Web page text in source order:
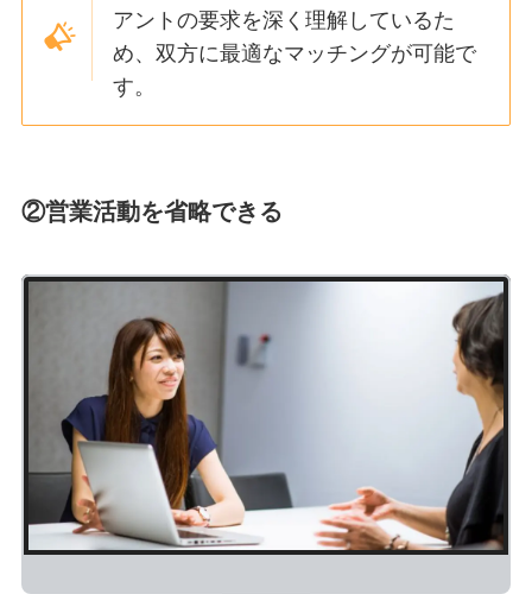
アントの要求を深く理解しているた
め、双方に最適なマッチングが可能で
す。
②営業活動を省略できる